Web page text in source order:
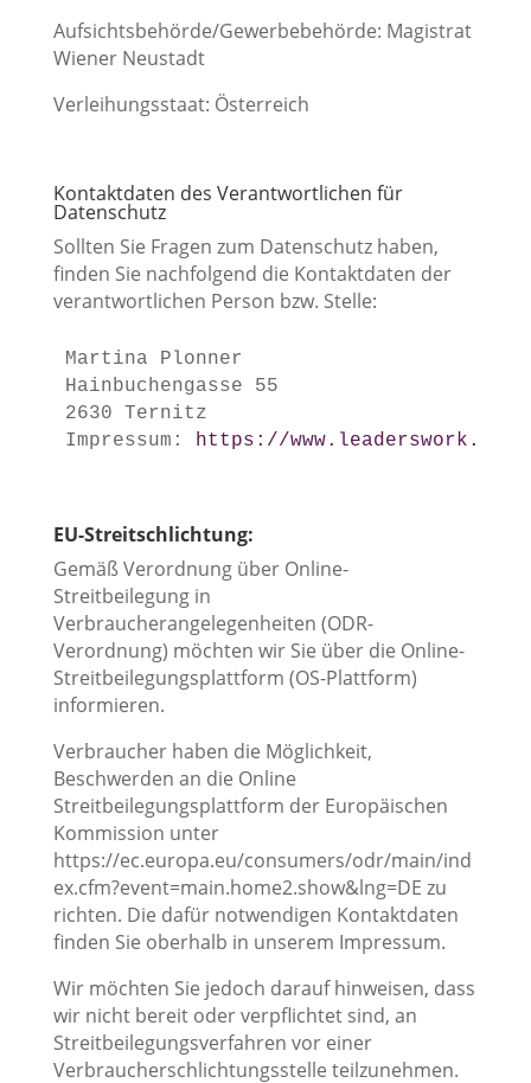
Aufsichtsbehörde/Gewerbebehörde: Magistrat
Wiener Neustadt
Verleihungsstaat: Österreich
Kontaktdaten des Verantwortlichen für
Datenschutz
Sollten Sie Fragen zum Datenschutz haben,
finden Sie nachfolgend die Kontaktdaten der
verantwortlichen Person bzw. Stelle:
Martina Plonner
Hainbuchengasse 55
2630 Ternitz
Impressum: https://www.leaderswork.at/
EU-Streitschlichtung:
Gemäß Verordnung über Online-
Streitbeilegung in
Verbraucherangelegenheiten (ODR-
Verordnung) möchten wir Sie über die Online-
Streitbeilegungsplattform (OS-Plattform)
informieren.
Verbraucher haben die Möglichkeit,
Beschwerden an die Online
Streitbeilegungsplattform der Europäischen
Kommission unter
https://ec.europa.eu/consumers/odr/main/ind
ex.cfm?event=main.home2.show&lng=DE zu
richten. Die dafür notwendigen Kontaktdaten
finden Sie oberhalb in unserem Impressum.
Wir möchten Sie jedoch darauf hinweisen, dass
wir nicht bereit oder verpflichtet sind, an
Streitbeilegungsverfahren vor einer
Verbraucherschlichtungsstelle teilzunehmen.